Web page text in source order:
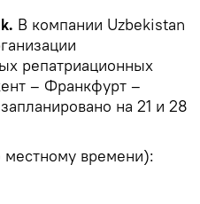
В компании Uzbekistan
репатриационных
– Франкфурт –
на 21 и 28
времени):